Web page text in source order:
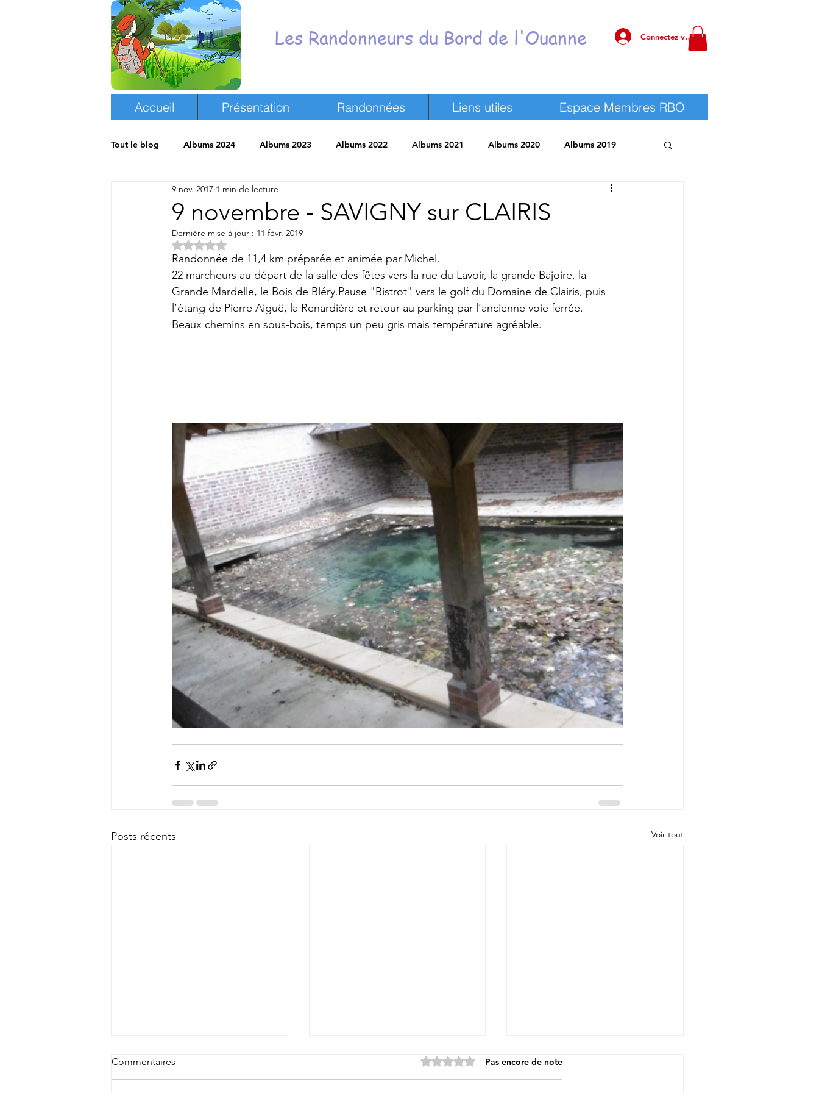
Les Randonneurs du Bord de l'Ouanne Connectez vous !
Accueil Présentation Randonnées Liens utiles Espace Membres RBO
Tout le blog Albums 2024 Albums 2023 Albums 2022 Albums 2021 Albums 2020 Albums 2019
Albums 2018 Espace randonneurs Albums 2025
9 novembre - SAVIGNY sur CLAIRIS
9 nov. 2017 1 min de lecture
Dernière mise à jour : 11 févr. 2019
Noté NaN étoiles sur 5.
Randonnée de 11,4 km préparée et animée par Michel.
22 marcheurs au départ de la salle des fêtes vers la rue du Lavoir, la grande Bajoire, la
Grande Mardelle, le Bois de Bléry.Pause "Bistrot" vers le golf du Domaine de Clairis, puis
l’étang de Pierre Aiguë, la Renardière et retour au parking par l’ancienne voie ferrée.
Beaux chemins en sous-bois, temps un peu gris mais température agréable.
Posts récents Voir tout
Commentaires Noté 0 étoile sur 5.Pas encore de note